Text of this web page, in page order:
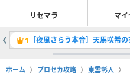
リセマラ マ
1 ［夜風さらう本音］天馬咲希
ホーム プロセカ攻略 東雲彰人